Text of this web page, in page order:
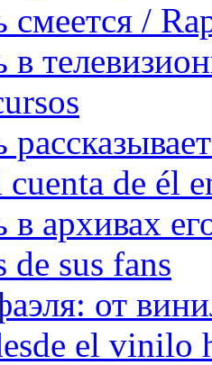
смеется /
в
cuenta de él
в архивах
de sus fans
от
el vinilo